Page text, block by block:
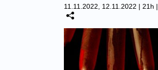
11.11.2022, 12.11.2022 | 21h |